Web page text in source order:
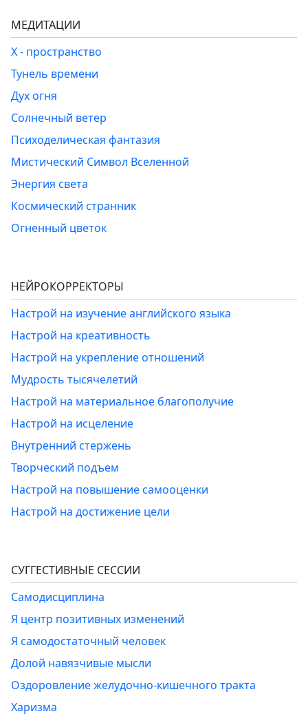
МЕДИТАЦИИ
Х - пространство
Тунель времени
Дух огня
Солнечный ветер
Психоделическая фантазия
Мистический Символ Вселенной
Энергия света
Космический странник
Огненный цветок
НЕЙРОКОРРЕКТОРЫ
Настрой на изучение английского языка
Настрой на креативность
Настрой на укрепление отношений
Мудрость тысячелетий
Настрой на материальное благополучие
Настрой на исцеление
Внутренний стержень
Творческий подъем
Настрой на повышение самооценки
Настрой на достижение цели
СУГГЕСТИВНЫЕ СЕССИИ
Самодисциплина
Я центр позитивных изменений
Я самодостаточный человек
Долой навязчивые мысли
Оздоровление желудочно-кишечного тракта
Харизма